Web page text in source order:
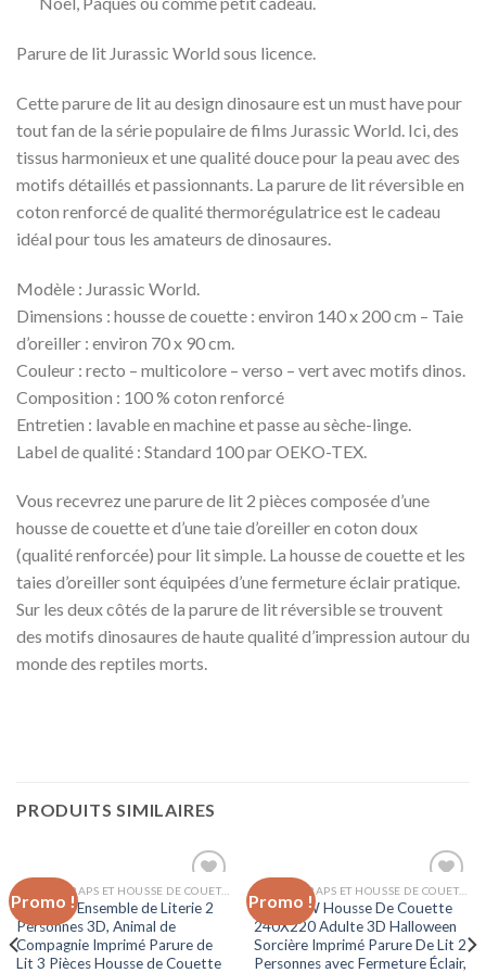
Parure de lit Jurassic World sous licence.
Cette parure de lit au design dinosaure est un must have pour
tout fan de la série populaire de films Jurassic World. Ici, des
tissus harmonieux et une qualité douce pour la peau avec des
motifs détaillés et passionnants. La parure de lit réversible en
coton renforcé de qualité thermorégulatrice est le cadeau
idéal pour tous les amateurs de dinosaures.
Modèle : Jurassic World.
Dimensions : housse de couette : environ 140 x 200 cm – Taie
d’oreiller : environ 70 x 90 cm.
Couleur : recto – multicolore – verso – vert avec motifs dinos.
Composition : 100 % coton renforcé
Entretien : lavable en machine et passe au sèche-linge.
Label de qualité : Standard 100 par OEKO-TEX.
Vous recevrez une parure de lit 2 pièces composée d’une
housse de couette et d’une taie d’oreiller en coton doux
(qualité renforcée) pour lit simple. La housse de couette et les
taies d’oreiller sont équipées d’une fermeture éclair pratique.
Sur les deux côtés de la parure de lit réversible se trouvent
des motifs dinosaures de haute qualité d’impression autour du
monde des reptiles morts.
PRODUITS SIMILAIRES
Promo !
Ajouter
à la liste
d’envies
LINGES, DRAPS ET HOUSSE DE COUETTE
Chickwin Ensemble de Literie 2
Personnes 3D, Animal de
Compagnie Imprimé Parure de
Lit 3 Pièces Housse de Couette
Promo !
Ajouter
à la liste
d’envies
LINGES, DRAPS ET HOUSSE DE COUETTE
ZPOEQW Housse De Couette
240X220 Adulte 3D Halloween
Sorcière Imprimé Parure De Lit 2
Personnes avec Fermeture Éclair,